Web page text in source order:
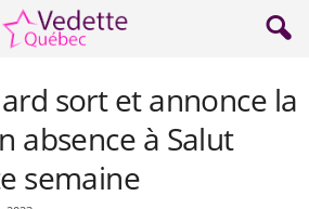
sort et annonce la
absence à Salut
semaine